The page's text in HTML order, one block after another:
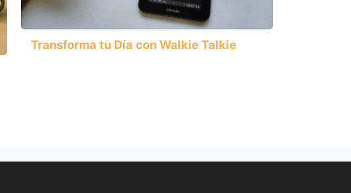
Transforma tu Día con Walkie Talkie